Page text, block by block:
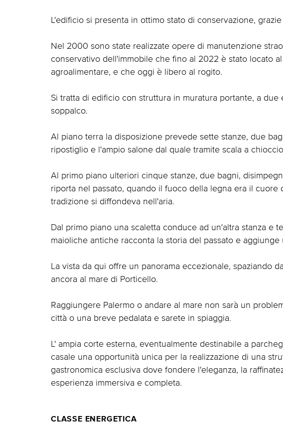
L'edificio si presenta in ottimo stato di conservazione,
Nel 2000 sono state realizzate opere di manutenzione
conservativo dell'immobile che fino al 2022 è stato locato
agroalimentare, e che oggi è libero al rogito.
Si tratta di edificio con struttura in muratura portante, a
soppalco.
Al piano terra la disposizione prevede sette stanze, due
ripostiglio e l'ampio salone dal quale tramite scala a
Al primo piano ulteriori cinque stanze, due bagni,
riporta nel passato, quando il fuoco della legna era il cuore
tradizione si diffondeva nell'aria.
Dal primo piano una scaletta conduce ad un'altra stanza e
maioliche antiche racconta la storia del passato e
La vista da qui offre un panorama eccezionale, spaziando
ancora al mare di Porticello.
Raggiungere Palermo o andare al mare non sarà un
città o una breve pedalata e sarete in spiaggia.
L' ampia corte esterna, eventualmente destinabile a
casale una opportunità unica per la realizzazione di una
gastronomica esclusiva dove fondere l'eleganza, la
esperienza immersiva e completa.
CLASSE ENERGETICA